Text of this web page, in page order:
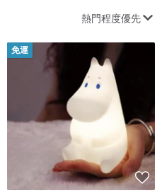
熱門程度優先
免運